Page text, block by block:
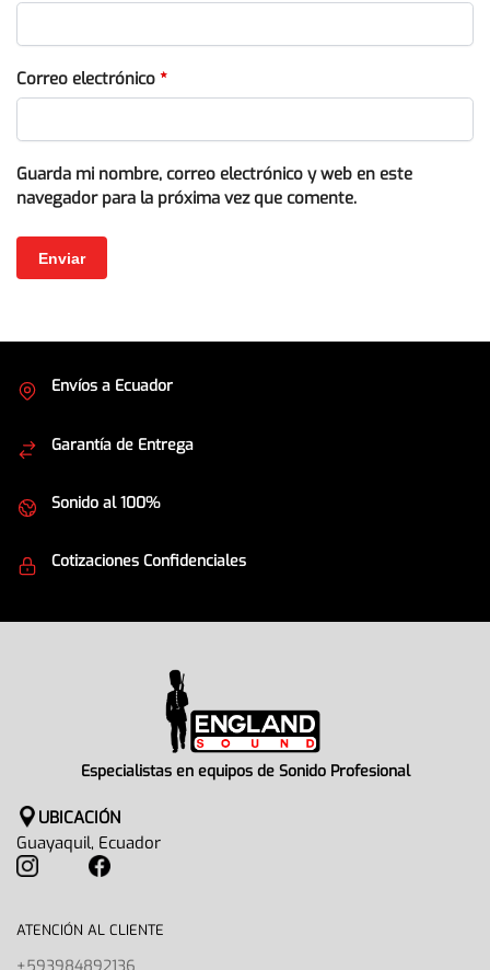
Correo electrónico *
Guarda mi nombre, correo electrónico y web en este
navegador para la próxima vez que comente.
Envíos a Ecuador
Garantía de Entrega
Sonido al 100%
Cotizaciones Confidenciales
Especialistas en equipos de Sonido Profesional
UBICACIÓN
Guayaquil, Ecuador
ATENCIÓN AL CLIENTE